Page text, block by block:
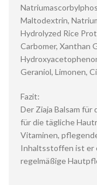
Maltodextrin,
Hydrolyzed Rice
Carbomer, Xanthan
Geraniol, Limonen,
Fazit:
Der Ziaja Balsam
für die tägliche
Vitaminen,
Inhaltsstoffen ist er
regelmäßige